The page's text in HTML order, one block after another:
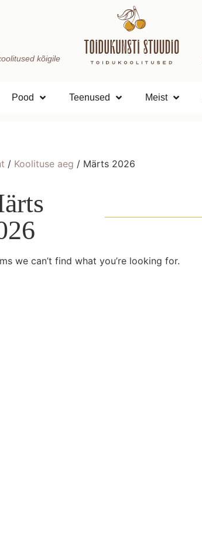
kõigile
Pood Teenused Meist
/ Koolituse aeg / Märts 2026
we can’t find what you’re looking for.